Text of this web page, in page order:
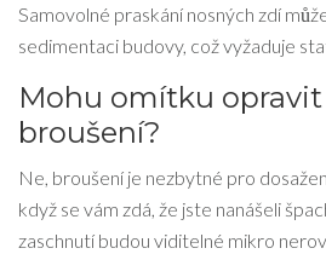
Samovolné praskání nosných zdí
sedimentaci budovy, což vyžaduje
Mohu omítku opravit
broušení?
Ne, broušení je nezbytné pro
když se vám zdá, že jste nanášeli
zaschnutí budou viditelné mikro